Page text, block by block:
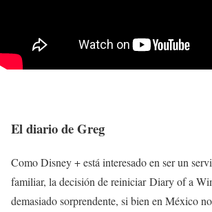
El diario de Greg
Como Disney + está interesado en ser un
familiar, la decisión de reiniciar Diary of a
demasiado sorprendente, si bien en México